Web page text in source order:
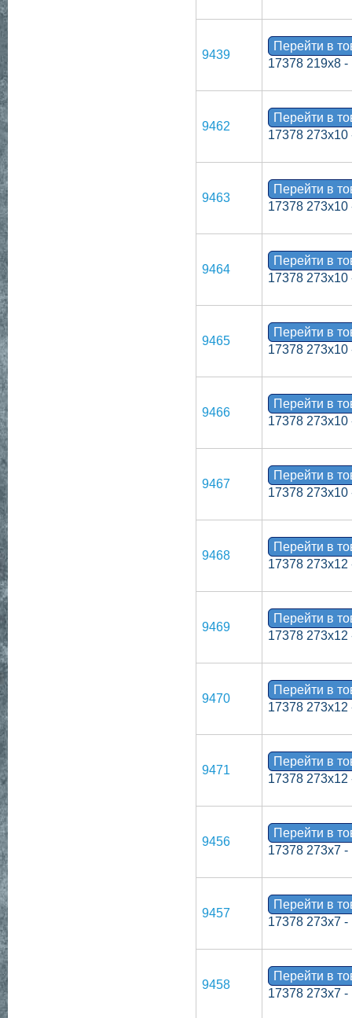
9439
Перейти в
17378 219х8 -
9462
Перейти в
17378 273х10
9463
Перейти в
17378 273х10
9464
Перейти в
17378 273х10
9465
Перейти в
17378 273х10
9466
Перейти в
17378 273х10
9467
Перейти в
17378 273х10
9468
Перейти в
17378 273х12
9469
Перейти в
17378 273х12
9470
Перейти в
17378 273х12
9471
Перейти в
17378 273х12
9456
Перейти в
17378 273х7 -
9457
Перейти в
17378 273х7 -
9458
Перейти в
17378 273х7 -